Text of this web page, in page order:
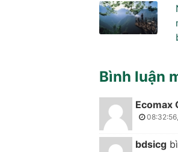
Bình luận
Ecomax
bdsicg